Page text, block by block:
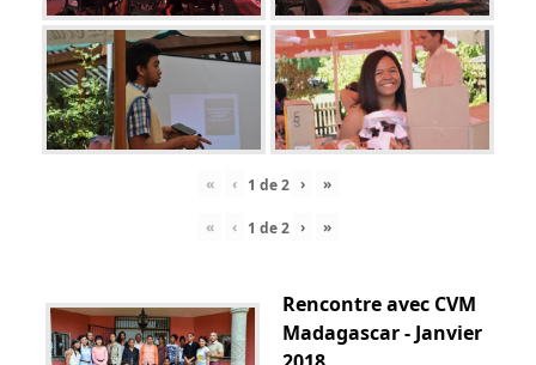
« ‹ 1 de2 › »
« ‹ 1 de2 › »
Rencontre avec CVM
Madagascar - Janvier